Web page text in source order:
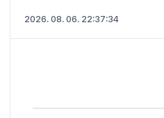
2026. 08. 06. 22:37:35